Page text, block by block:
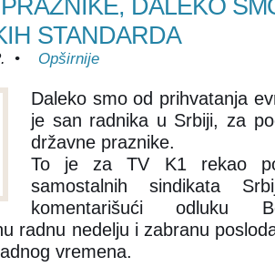
DALEKO
STANDARDA
• Opširnije
Daleko smo od prihvatanja
je san radnika u Srbiji, za
državne praznike.
To je za TV K1 rekao
samostalnih sindikata
komentarišući odluku
radnu nedelju i zabranu
vremena.